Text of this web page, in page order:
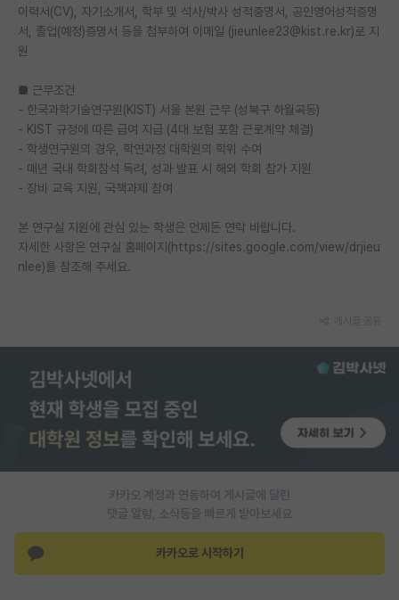
이력서(CV), 자기소개서, 학부 및 석사/박사 성적증명서, 공인영어성적증명
서, 졸업(예정)증명서 등을 첨부하여 이메일 (jieunlee23@kist.re.kr)로 지
원
■ 근무조건
- 한국과학기술연구원(KIST) 서울 본원 근무 (성북구 하월곡동)
- KIST 규정에 따른 급여 지급 (4대 보험 포함 근로계약 체결)
- 학생연구원의 경우, 학연과정 대학원의 학위 수여
- 매년 국내 학회참석 독려, 성과 발표 시 해외 학회 참가 지원
- 장비 교육 지원, 국책과제 참여
본 연구실 지원에 관심 있는 학생은 언제든 연락 바랍니다.
자세한 사항은 연구실 홈페이지(https://sites.google.com/view/drjieu
nlee)를 참조해 주세요.
카카오 계정과 연동하여 게시글에 달린
댓글 알람, 소식등을 빠르게 받아보세요
카카오로 시작하기